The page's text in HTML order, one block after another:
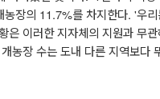
농장의 11.7%를 차지한다. '우
은 이러한 지자체의 지원과 무
농장 수는 도내 다른 지역보다